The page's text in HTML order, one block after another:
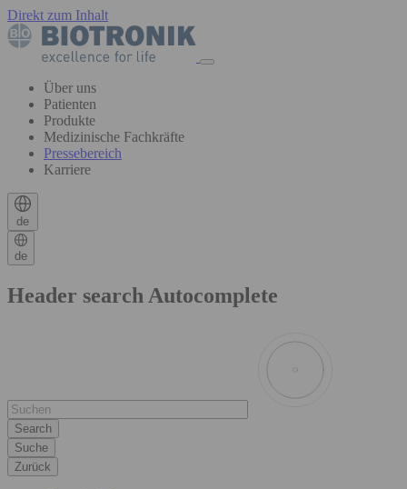
Direkt zum Inhalt
Über uns
Patienten
Produkte
Medizinische Fachkräfte
Pressebereich
Karriere
de
de
Header search Autocomplete
Suche
Zurück